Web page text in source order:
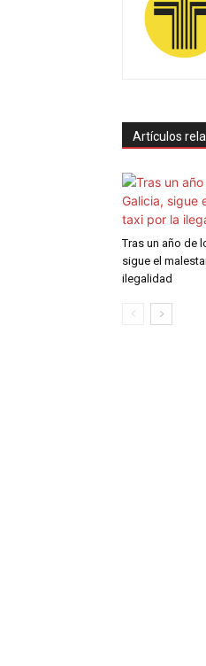
Artículos
Tras un año de
sigue el
ilegalidad